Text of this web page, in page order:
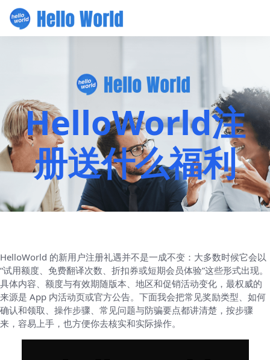
HelloWorld注
册送什么福利
HelloWorld 的新用户注册礼遇并不是一成不变：大多数时候它会以
“试用额度、免费翻译次数、折扣券或短期会员体验”这些形式出现。
具体内容、额度与有效期随版本、地区和促销活动变化，最权威的
来源是 App 内活动页或官方公告。下面我会把常见奖励类型、如何
确认和领取、操作步骤、常见问题与防骗要点都讲清楚，按步骤
来，容易上手，也方便你去核实和实际操作。